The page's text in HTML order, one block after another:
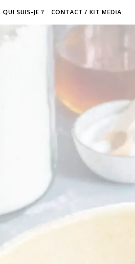
QUI SUIS-JE ? CONTACT / KIT MEDIA